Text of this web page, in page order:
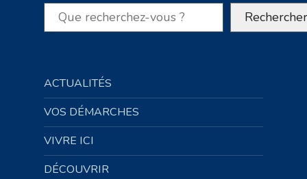
Rechercher Rechercher
ACTUALITÉS
VOS DÉMARCHES
VIVRE ICI
DÉCOUVRIR